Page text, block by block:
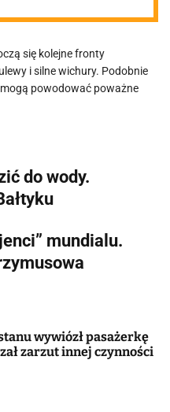
się kolejne fronty
i silne wichury. Podobnie
powodować poważne
do wody.
mundialu.
wywiózł pasażerkę
zarzut innej czynności